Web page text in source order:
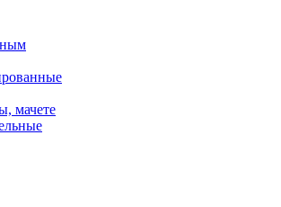
мачете